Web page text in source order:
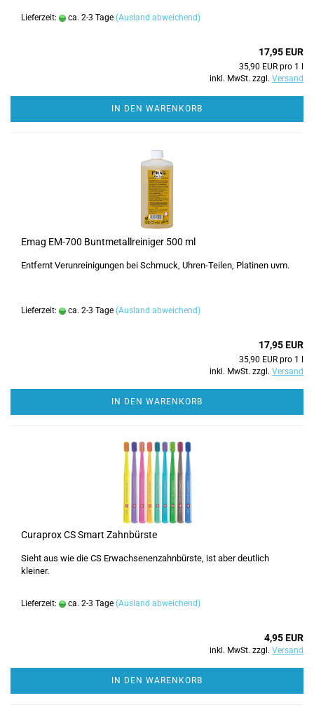
Lieferzeit: ca. 2-3 Tage (Ausland abweichend)
17,95 EUR
35,90 EUR pro 1 l
inkl. MwSt. zzgl. Versand
IN DEN WARENKORB
Emag EM-700 Buntmetallreiniger 500 ml
Entfernt Verunreinigungen bei Schmuck, Uhren-Teilen, Platinen uvm.
Lieferzeit: ca. 2-3 Tage (Ausland abweichend)
17,95 EUR
35,90 EUR pro 1 l
inkl. MwSt. zzgl. Versand
IN DEN WARENKORB
Curaprox CS Smart Zahnbürste
Sieht aus wie die CS Erwachsenenzahnbürste, ist aber deutlich
kleiner.
Lieferzeit: ca. 2-3 Tage (Ausland abweichend)
4,95 EUR
inkl. MwSt. zzgl. Versand
IN DEN WARENKORB